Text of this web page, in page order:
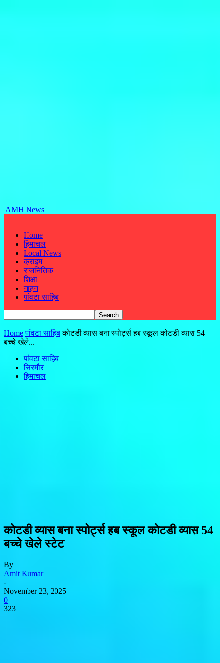
AMH News
Home
हिमाचल
Local News
क्राइम
राजनितिक
शिक्षा
नाहन
पांवटा साहिब
Home पांवटा साहिब कोटडी व्यास बना स्पोर्ट्स हब स्कूल कोटडी व्यास 54
बच्चे खेले...
पांवटा साहिब
सिरमौर
हिमाचल
कोटडी व्यास बना स्पोर्ट्स हब स्कूल कोटडी व्यास 54
बच्चे खेले स्टेट
By
Amit Kumar
-
November 23, 2025
0
323